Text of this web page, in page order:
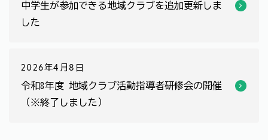
中学生が参加できる地域クラブを追加更新しま
した
2026年4月8日
令和8年度 地域クラブ活動指導者研修会の開催
（※終了しました）